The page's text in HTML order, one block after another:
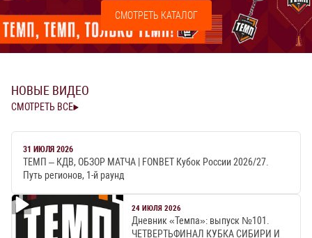
СМОТРЕТЬ КАТАЛОГ
НОВЫЕ ВИДЕО
СМОТРЕТЬ ВСЕ
31 ИЮЛЯ 2026
ТЕМП – КДВ, ОБЗОР МАТЧА | FONBET Кубок России 2026/27.
Путь регионов, 1-й раунд
24 ИЮЛЯ 2026
Дневник «Темпа»: выпуск №101.
ЧЕТВЕРТЬФИНАЛ КУБКА СИБИРИ И